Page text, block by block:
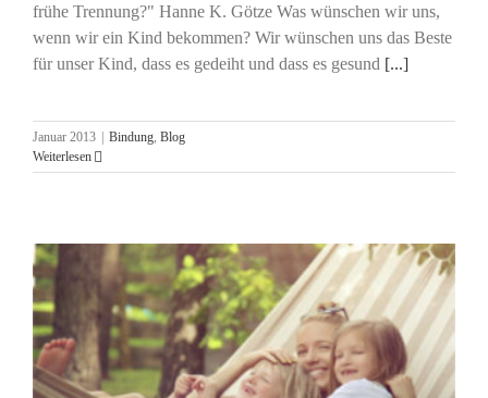
frühe Trennung?" Hanne K. Götze Was wünschen wir uns,
wenn wir ein Kind bekommen? Wir wünschen uns das Beste
für unser Kind, dass es gedeiht und dass es gesund [...]
Januar 2013 | Bindung Blog
Weiterlesen